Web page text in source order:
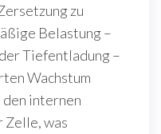
zu
Belastung –
Tiefentladung –
Wachstum
internen
Zelle, was